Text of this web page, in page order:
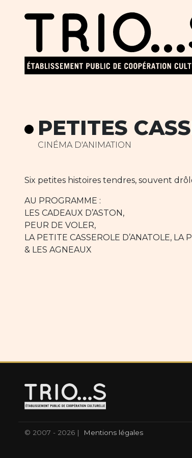
PETITES
CINÉMA D'ANIMATION
Six petites histoires tendres, souvent
AU PROGRAMME :
LES CADEAUX D’ASTON,
PEUR DE VOLER,
LA PETITE CASSEROLE D’ANATOLE,
& LES AGNEAUX
© 2007 - 2026 | Mentions légales